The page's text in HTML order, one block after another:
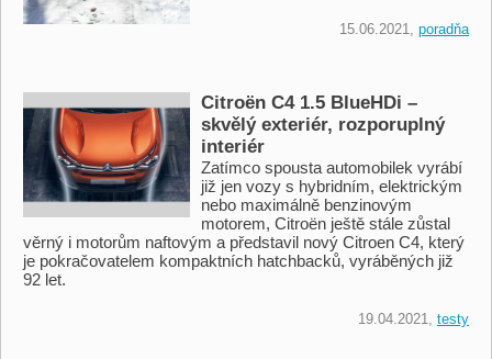
15.06.2021, poradňa
Citroën C4 1.5 BlueHDi –
skvělý exteriér, rozporuplný
interiér
Zatímco spousta automobilek vyrábí
již jen vozy s hybridním, elektrickým
nebo maximálně benzinovým
motorem, Citroën ještě stále zůstal
věrný i motorům naftovým a představil nový Citroen C4, který
je pokračovatelem kompaktních hatchbacků, vyráběných již
92 let.
19.04.2021, testy